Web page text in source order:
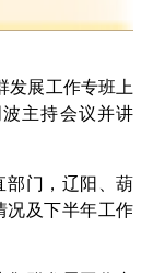
展工作专班上
主持会议并讲
门，辽阳、葫
况及下半年工作